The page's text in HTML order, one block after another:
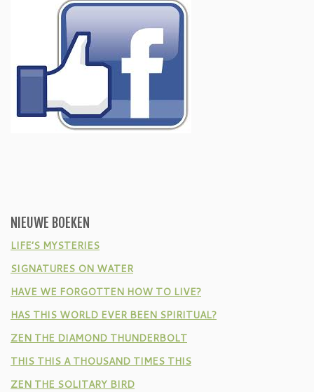
NIEUWE BOEKEN
LIFE’S MYSTERIES
SIGNATURES ON WATER
HAVE WE FORGOTTEN HOW TO LIVE?
HAS THIS WORLD EVER BEEN SPIRITUAL?
ZEN THE DIAMOND THUNDERBOLT
THIS THIS A THOUSAND TIMES THIS
ZEN THE SOLITARY BIRD